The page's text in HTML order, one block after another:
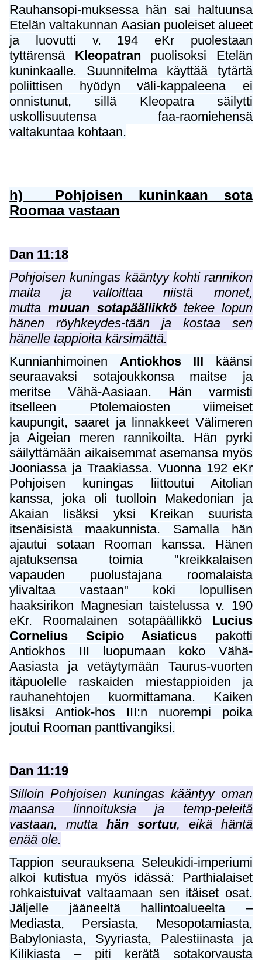
Rauhansopi-muksessa hän sai haltuunsa
Etelän valtakunnan Aasian puoleiset alueet
ja luovutti v. 194 eKr puolestaan
tyttärensä Kleopatran puolisoksi Etelän
kuninkaalle. Suunnitelma käyttää tytärtä
poliittisen hyödyn väli-kappaleena ei
onnistunut, sillä Kleopatra säilytti
uskollisuutensa faa-raomiehensä
valtakuntaa kohtaan.
h) Pohjoisen kuninkaan sota
Roomaa vastaan
Dan 11:18
Pohjoisen kuningas kääntyy kohti rannikon
maita ja valloittaa niistä monet,
muttamuuan sotapäällikkötekee lopun
hänen röyhkeydes-tään ja kostaa sen
hänelle tappioita kärsimättä.
Kunnianhimoinen Antiokhos III käänsi
seuraavaksi sotajoukkonsa maitse ja
meritse Vähä-Aasiaan. Hän varmisti
itselleen Ptolemaiosten viimeiset
kaupungit, saaret ja linnakkeet Välimeren
ja Aigeian meren rannikoilta. Hän pyrki
säilyttämään aikaisemmat asemansa myös
Jooniassa ja Traakiassa. Vuonna 192 eKr
Pohjoisen kuningas liittoutui Aitolian
kanssa, joka oli tuolloin Makedonian ja
Akaian lisäksi yksi Kreikan suurista
itsenäisistä maakunnista. Samalla hän
ajautui sotaan Rooman kanssa. Hänen
ajatuksensa toimia "kreikkalaisen
vapauden puolustajana roomalaista
ylivaltaa vastaan" koki lopullisen
haaksirikon Magnesian taistelussa v. 190
eKr. Roomalainen sotapäällikkö Lucius
Cornelius Scipio Asiaticus pakotti
Antiokhos III luopumaan koko Vähä-
Aasiasta ja vetäytymään Taurus-vuorten
itäpuolelle raskaiden miestappioiden ja
rauhanehtojen kuormittamana. Kaiken
lisäksi Antiok-hos III:n nuorempi poika
joutui Rooman panttivangiksi.
Dan 11:19
Silloin Pohjoisen kuningas kääntyy oman
maansa linnoituksia ja temp-peleitä
vastaan, muttahän sortuu, eikä häntä
enää ole.
Tappion seurauksena Seleukidi-imperiumi
alkoi kutistua myös idässä: Parthialaiset
rohkaistuivat valtaamaan sen itäiset osat.
Jäljelle jääneeltä hallintoalueelta –
Mediasta, Persiasta, Mesopotamiasta,
Babyloniasta, Syyriasta, Palestiinasta ja
Kilikiasta – piti kerätä sotakorvausta